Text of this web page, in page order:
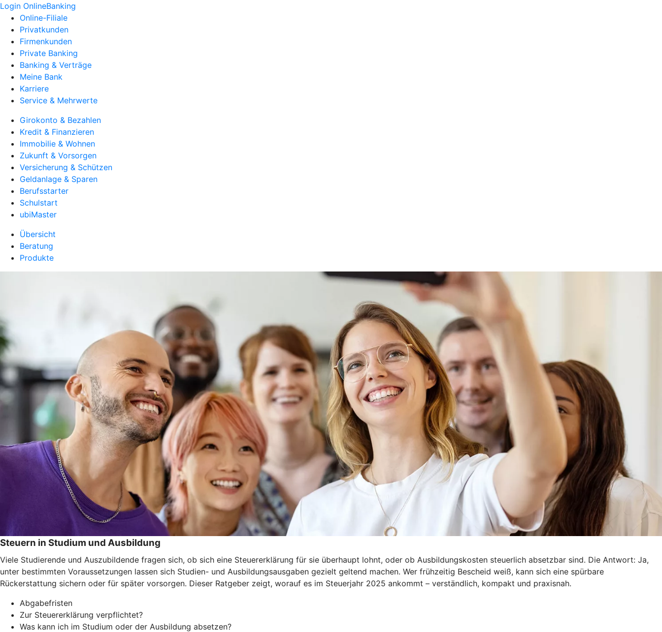
Login OnlineBanking
Online-Filiale
Privatkunden
Firmenkunden
Private Banking
Banking & Verträge
Meine Bank
Karriere
Service & Mehrwerte
Girokonto & Bezahlen
Kredit & Finanzieren
Immobilie & Wohnen
Zukunft & Vorsorgen
Versicherung & Schützen
Geldanlage & Sparen
Berufsstarter
Schulstart
ubiMaster
Übersicht
Beratung
Produkte
Steuern in Studium und Ausbildung
Viele Studierende und Auszubildende fragen sich, ob sich eine Steuererklärung für sie überhaupt lohnt, oder ob Ausbildungskosten steuerlich absetzbar sind. Die Antwort: Ja,
unter bestimmten Voraussetzungen lassen sich Studien- und Ausbildungsausgaben gezielt geltend machen. Wer frühzeitig Bescheid weiß, kann sich eine spürbare
Rückerstattung sichern oder für später vorsorgen. Dieser Ratgeber zeigt, worauf es im Steuerjahr 2025 ankommt – verständlich, kompakt und praxisnah.
Abgabefristen
Zur Steuererklärung verpflichtet?
Was kann ich im Studium oder der Ausbildung absetzen?